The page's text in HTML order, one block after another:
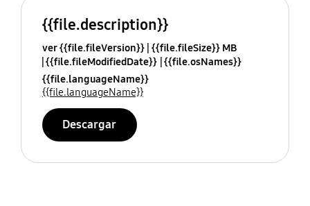
{{file.description}}
ver {{file.fileVersion}} {{file.fileSize}} MB
{{file.fileModifiedDate}} {{file.osNames}}
{{file.languageName}}
{{file.languageName}}
Descargar